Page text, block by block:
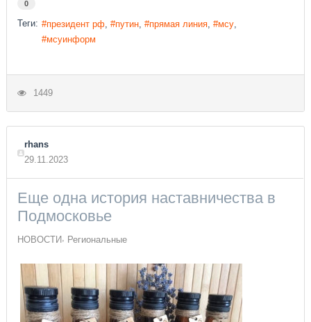
0
Теги: президент рф путин прямая линия
мсу
мсуинформ
1449
rhans
29.11.2023
Еще одна история наставничества в
Подмосковье
НОВОСТИ Региональные